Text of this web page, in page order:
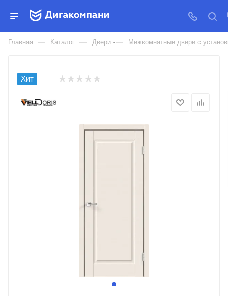
ДВЕРЬ МЕЖКОМНАТНАЯ
VELLDORIS ЭКОШПОН VILLA 4P
Главная — Каталог — Двери — Межкомнатные двери с
Хит